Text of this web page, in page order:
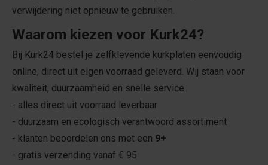
verwijdering niet opnieuw te gebruiken.
Waarom kiezen voor Kurk24?
Bij Kurk24 bestel je zelfklevende kurkplaten eenvoudig
online, direct uit eigen voorraad geleverd. Wij staan voor
kwaliteit, duurzaamheid en snelle service.
- alles direct uit voorraad leverbaar
- duurzaam en ecologisch verantwoord assortiment
- klanten beoordelen ons met een 9+
- gratis verzending vanaf € 95